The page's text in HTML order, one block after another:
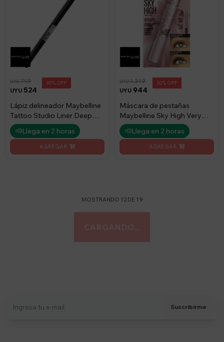
UYU 524
UYU749 30
Lápiz delineador Maybelline
Tattoo Studio Liner Deep
Onyx
Llega en 2 horas
UYU 944
UYU1.349 30
Máscara de pestañas
Maybelline Sky High Very
Black - Negro
Llega en 2 horas
MOSTRANDO 12DE 19
Suscribirme